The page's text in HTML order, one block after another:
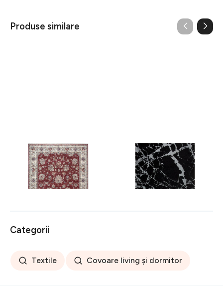
Produse similare
Covor rezistent Eko, ALT
05 - Red, Ivory, 100%
poliester, 80 x 150 cm
256 lei
Covor rezistent SM 21 -
Black, Silver XW, 80x300
441 lei
Categorii
Textile Covoare living și dormitor